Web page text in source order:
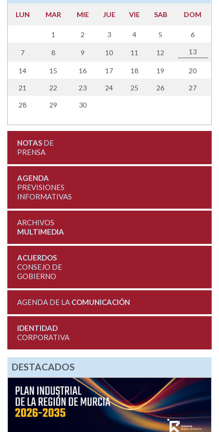
LUN MAR MIE JUE VIE SAB DOM
1 2 3 4 5 6
7 8 9 10 11 12 13
14 15 16 17 18 19 20
21 22 23 24 25 26 27
28 29 30
NOTASDE
PRENSA
AGENDA
PREVISIONES
INFORMATIVAS
ARCHIVOS
MULTIMEDIA
ACUERDOS
CONSEJO DE
GOBIERNO
AGENDA DE LA COMUNICACIÓN
IDENTIDAD
CORPORATIVA
DESTACADOS